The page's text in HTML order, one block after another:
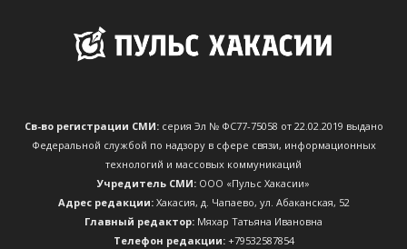
Св-во регистрации СМИ:серия Эл № ФС77-75058 от 22.02.2019 выдано
Федеральной службой по надзору в сфере связи, информационных
технологий и массовых коммуникаций
Учредитель СМИ: ООО «Пульс Хакасии»
Адрес редакции:Хакасия, д. Чапаево, ул. Абаканская, 52
Главный редактор: Мяхар Татьяна Ивановна
Телефон редакции:+79532587854